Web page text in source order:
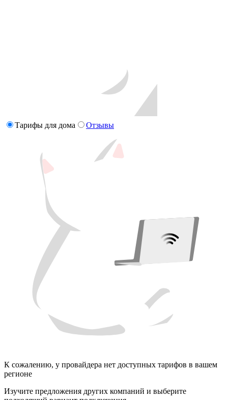
Тарифы для дома Отзывы
К сожалению, у провайдера нет доступных тарифов в вашем
регионе
Изучите предложения других компаний и выберите